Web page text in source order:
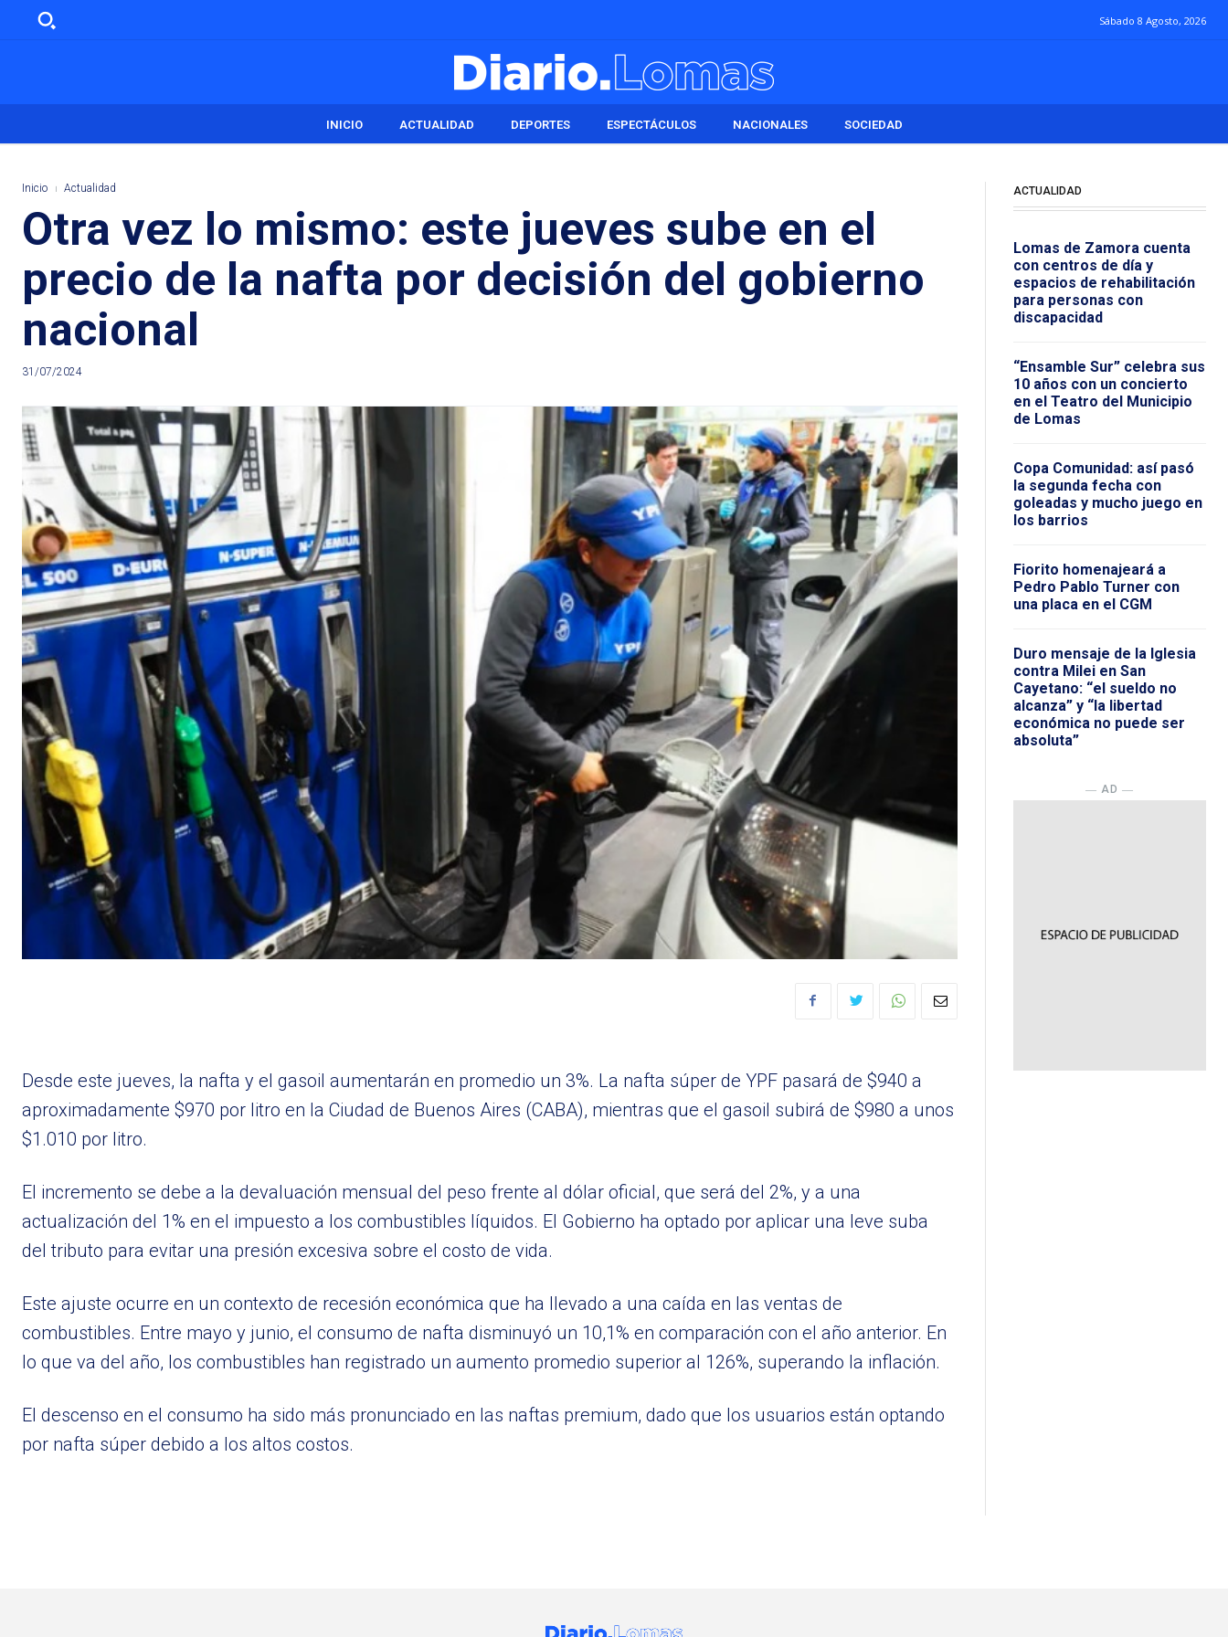
Sábado 8 Agosto, 2026
INICIO ACTUALIDAD DEPORTES ESPECTÁCULOS NACIONALES SOCIEDAD
Inicio Actualidad
Otra vez lo mismo: este jueves sube en el
precio de la nafta por decisión del gobierno
nacional
31/07/2024
Desde este jueves, la nafta y el gasoil aumentarán en promedio un 3%. La nafta súper de YPF pasará de $940 a
aproximadamente $970 por litro en la Ciudad de Buenos Aires (CABA), mientras que el gasoil subirá de $980 a unos
$1.010 por litro.
El incremento se debe a la devaluación mensual del peso frente al dólar oficial, que será del 2%, y a una
actualización del 1% en el impuesto a los combustibles líquidos. El Gobierno ha optado por aplicar una leve suba
del tributo para evitar una presión excesiva sobre el costo de vida.
Este ajuste ocurre en un contexto de recesión económica que ha llevado a una caída en las ventas de
combustibles. Entre mayo y junio, el consumo de nafta disminuyó un 10,1% en comparación con el año anterior. En
lo que va del año, los combustibles han registrado un aumento promedio superior al 126%, superando la inflación.
El descenso en el consumo ha sido más pronunciado en las naftas premium, dado que los usuarios están optando
por nafta súper debido a los altos costos.
ACTUALIDAD
Lomas de Zamora cuenta
con centros de día y
espacios de rehabilitación
para personas con
discapacidad
“Ensamble Sur” celebra sus
10 años con un concierto
en el Teatro del Municipio
de Lomas
Copa Comunidad: así pasó
la segunda fecha con
goleadas y mucho juego en
los barrios
Fiorito homenajeará a
Pedro Pablo Turner con
una placa en el CGM
Duro mensaje de la Iglesia
contra Milei en San
Cayetano: “el sueldo no
alcanza” y “la libertad
económica no puede ser
absoluta”
― AD ―